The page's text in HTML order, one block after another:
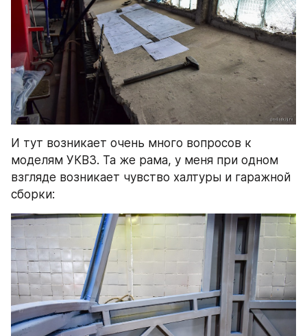
И тут возникает очень много вопросов к
моделям УКВЗ. Та же рама, у меня при одном
взгляде возникает чувство халтуры и гаражной
сборки: